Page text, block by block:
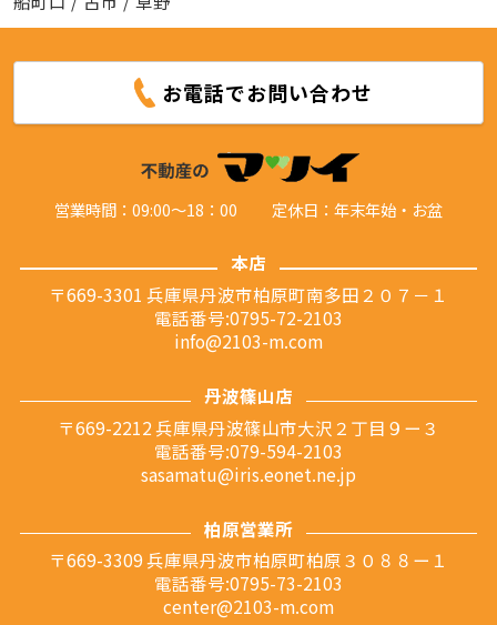
お電話でお問い合わせ
営業時間：09:00～18：00 定休日：年末年始・お盆
本店
〒669-3301 兵庫県丹波市柏原町南多田２０７－１
電話番号:0795-72-2103
info@2103-m.com
丹波篠山店
〒669-2212 兵庫県丹波篠山市大沢２丁目９ー３
電話番号:079-594-2103
sasamatu@iris.eonet.ne.jp
柏原営業所
〒669-3309 兵庫県丹波市柏原町柏原３０８８ー１
電話番号:0795-73-2103
center@2103-m.com